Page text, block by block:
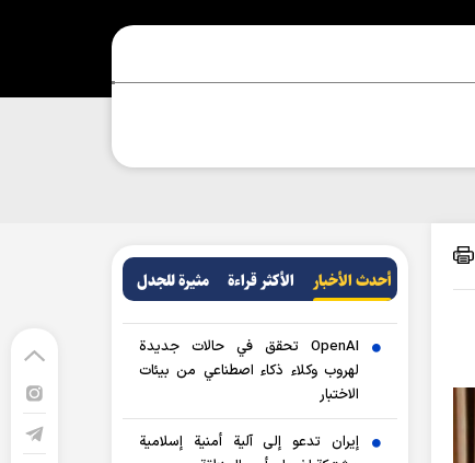
أحدث الأخبار الأکثر قراءة مثيرة للجدل
OpenAI تحقق في حالات جديدة
لهروب وكلاء ذكاء اصطناعي من بيئات
الاختبار
إيران تدعو إلى آلية أمنية إسلامية